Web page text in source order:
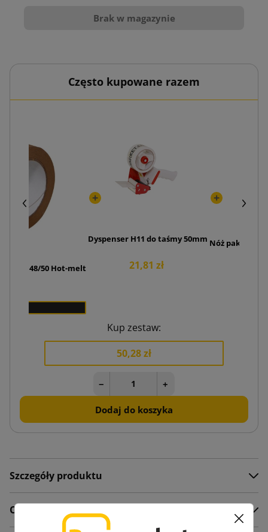
Brak w magazynie
Często kupowane razem
kraft 48/50 Hot-melt
Dyspenser H11 do taśmy 50mm
21,81 zł
Nóż pakowy
Kup zestaw:
50,28 zł
− +
Dodaj do koszyka
Szczegóły produktu
Opis